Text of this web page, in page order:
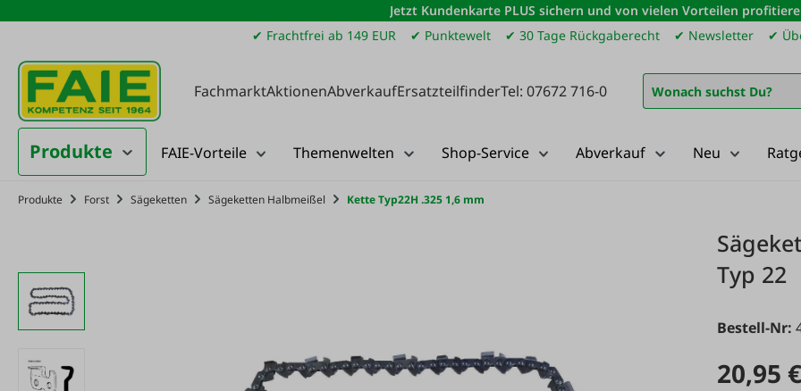
Hauptinhalt springen
Zur Suche springen
Zur Hauptnavigation springen
Jetzt Kundenkarte PLUS sichern und von vielen Vorteilen
✔ Frachtfrei ab 149 EUR
✔ Punktewelt ✔ 30 Tage Rückgaberecht ✔ Newsletter ✔
FachmarktAktionenAbverkaufErsatzteilfinderTel: 07672 716-0
Produkte FAIE-Vorteile Themenwelten Shop-Service Abverkauf Neu
Produkte Forst Sägeketten Sägeketten Halbmeißel Kette Typ22H .325 1,6 mm
Typ 22
Bestell-Nr:
20,95 €